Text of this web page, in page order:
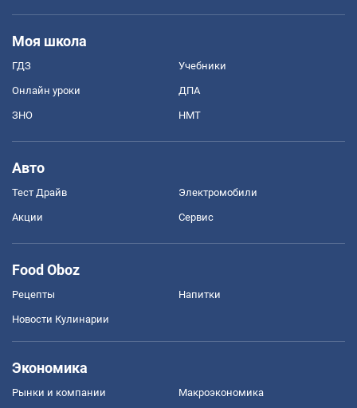
Моя школа
ГДЗ Учебники
Онлайн уроки ДПА
ЗНО НМТ
Авто
Тест Драйв Электромобили
Акции Сервис
Food Oboz
Рецепты Напитки
Новости Кулинарии
Экономика
Рынки и компании Mакроэкономика